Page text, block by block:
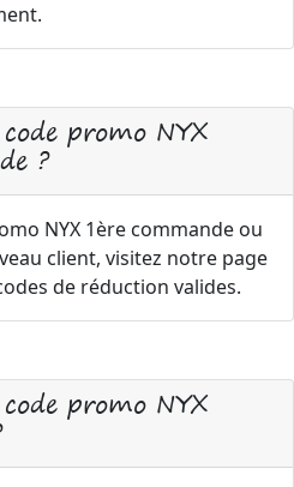
promo NYX
?
NYX 1ère commande ou
client, visitez notre page
de réduction valides.
promo NYX